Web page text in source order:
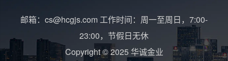
邮箱：cs@hcgjs.com 工作时间：周一至周日，7:00-
23:00，节假日无休
Copyright © 2025 华诚金业